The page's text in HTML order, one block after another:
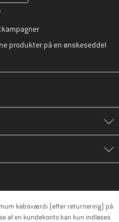
produkter på en ønskeseddel
købsværdi (efter returnering) på
af en kundekonto kan kun indløses